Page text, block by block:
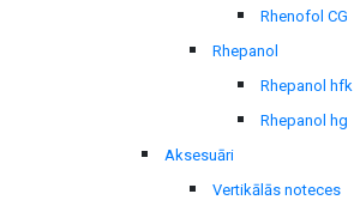
Rhenofol CG
Rhepanol
Rhepanol hfk
Rhepanol hg
Aksesuāri
Vertikālās noteces